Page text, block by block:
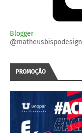
Blogger
@matheusbispodesign
PROMOÇÃO